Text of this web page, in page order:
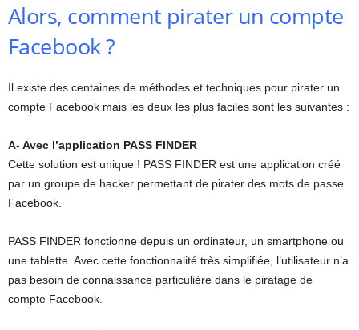
Alors, comment pirater un compte
Facebook ?
Il existe des centaines de méthodes et techniques pour pirater un
compte Facebook mais les deux les plus faciles sont les suivantes :
A- Avec l’application PASS FINDER
Cette solution est unique ! PASS FINDER est une application créé
par un groupe de hacker permettant de pirater des mots de passe
Facebook.
PASS FINDER fonctionne depuis un ordinateur, un smartphone ou
une tablette. Avec cette fonctionnalité très simplifiée, l’utilisateur n’a
pas besoin de connaissance particulière dans le piratage de
compte Facebook.